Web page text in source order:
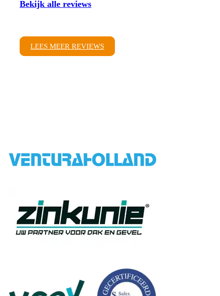
Bekijk alle reviews
LEES MEER REVIEWS